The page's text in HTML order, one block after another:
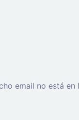
email no está en